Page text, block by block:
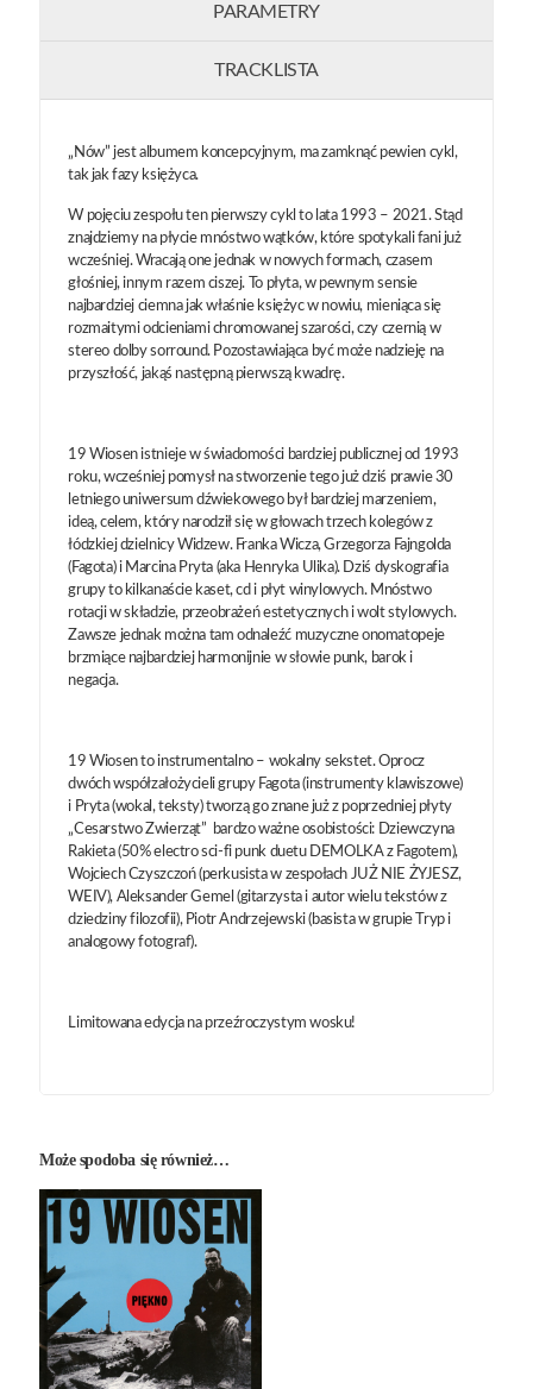
PARAMETRY
TRACKLISTA
„Nów” jest albumem koncepcyjnym, ma zamknąć pewien cykl,
tak jak fazy księżyca.
W pojęciu zespołu ten pierwszy cykl to lata 1993 – 2021. Stąd
znajdziemy na płycie mnóstwo wątków, które spotykali fani już
wcześniej. Wracają one jednak w nowych formach, czasem
głośniej, innym razem ciszej. To płyta, w pewnym sensie
najbardziej ciemna jak właśnie księżyc w nowiu, mieniąca się
rozmaitymi odcieniami chromowanej szarości, czy czernią w
stereo dolby sorround. Pozostawiająca być może nadzieję na
przyszłość, jakąś następną pierwszą kwadrę.
19 Wiosen istnieje w świadomości bardziej publicznej od 1993
roku, wcześniej pomysł na stworzenie tego już dziś prawie 30
letniego uniwersum dźwiekowego był bardziej marzeniem,
ideą, celem, który narodził się w głowach trzech kolegów z
łódzkiej dzielnicy Widzew. Franka Wicza, Grzegorza Fajngolda
(Fagota) i Marcina Pryta (aka Henryka Ulika). Dziś dyskografia
grupy to kilkanaście kaset, cd i płyt winylowych. Mnóstwo
rotacji w składzie, przeobrażeń estetycznych i wolt stylowych.
Zawsze jednak można tam odnaleźć muzyczne onomatopeje
brzmiące najbardziej harmonijnie w słowie punk, barok i
negacja.
19 Wiosen to instrumentalno – wokalny sekstet. Oprocz
dwóch współzałożycieli grupy Fagota (instrumenty klawiszowe)
i Pryta (wokal, teksty) tworzą go znane już z poprzedniej płyty
„Cesarstwo Zwierząt” bardzo ważne osobistości: Dziewczyna
Rakieta (50% electro sci-fi punk duetu DEMOLKA z Fagotem),
Wojciech Czyszczoń (perkusista w zespołach JUŻ NIE ŻYJESZ,
WEIV), Aleksander Gemel (gitarzysta i autor wielu tekstów z
dziedziny filozofii), Piotr Andrzejewski (basista w grupie Tryp i
analogowy fotograf).
Limitowana edycja na przeźroczystym wosku!
Może spodoba się również…